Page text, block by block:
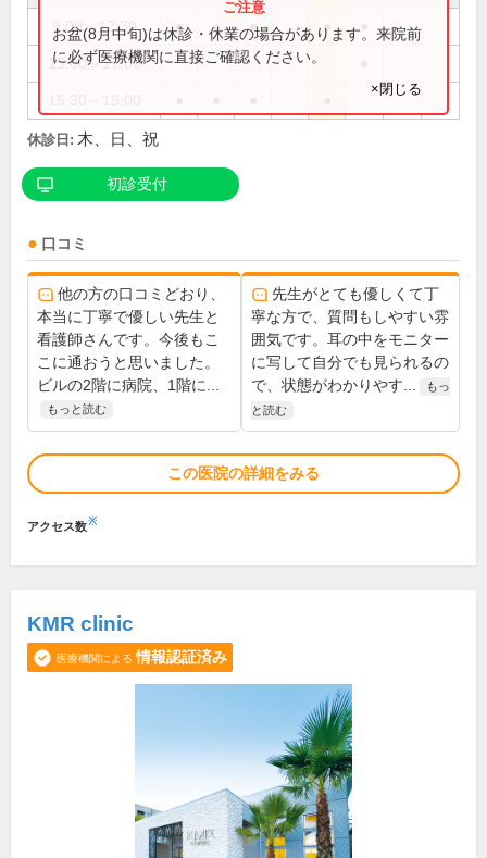
9:00～12:30 ● ● ● ●
15:00～17:00
お盆(8月中旬)は休診・休業の場合があります。来院前
に必ず医療機関に直接ご確認ください。
×閉じる
休診日: 木、日、祝
初診受付
口コミ
他の方の口コミどおり、
本当に丁寧で優しい先生と
看護師さんです。今後もこ
こに通おうと思いました。
ビルの2階に病院、1階に...
もっと読む
先生がとても優しくて丁
寧な方で、質問もしやすい雰
囲気です。耳の中をモニター
に写して自分でも見られるの
で、状態がわかりやす...
もっ
と読む
この医院の詳細をみる
アクセス数※
KMR clinic
医療機関による 情報認証済み